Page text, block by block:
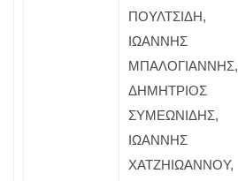
ΠΟΥΛΤΣΙΔΗ,
ΙΩΑΝΝΗΣ
ΜΠΑΛΟΓΙΑΝΝΗΣ,
ΔΗΜΗΤΡΙΟΣ
ΣΥΜΕΩΝΙΔΗΣ,
ΙΩΑΝΝΗΣ
ΧΑΤΖΗΙΩΑΝΝΟΥ,